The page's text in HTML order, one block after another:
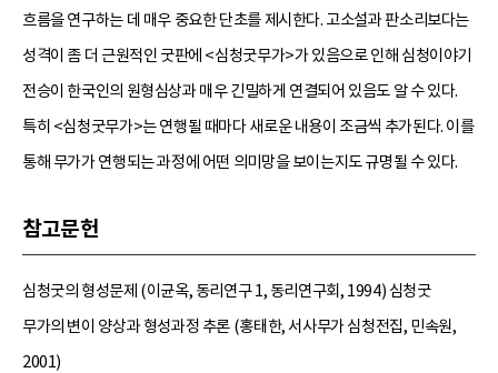
흐름을 연구하는 데 매우 중요한 단초를 제시한다. 고소설과 판소리보다는
성격이 좀 더 근원적인 굿판에 <심청굿무가>가 있음으로 인해 심청이야기
전승이 한국인의 원형심상과 매우 긴밀하게 연결되어 있음도 알 수 있다.
특히 <심청굿무가>는 연행될 때마다 새로운 내용이 조금씩 추가된다. 이를
통해 무가가 연행되는 과정에 어떤 의미망을 보이는지도 규명될 수 있다.
참고문헌
심청굿의 형성문제 (이균옥, 동리연구 1, 동리연구회, 1994) 심청굿
무가의 변이 양상과 형성과정 추론 (홍태한, 서사무가 심청전집, 민속원,
2001)